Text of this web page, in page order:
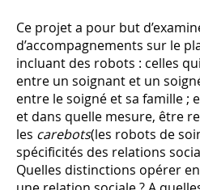
Ce projet a pour but
d’accompagnements sur le
incluant des robots : celles
entre un soignant et un
entre le soigné et sa famille ;
et dans quelle mesure, être
les carebots(les robots de
spécificités des relations
Quelles distinctions opérer